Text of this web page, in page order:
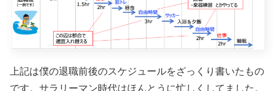
上記は僕の退職前後のスケジュールをざっくり書いたもの
です。サラリーマン時代はほんとうに忙しくしてました。